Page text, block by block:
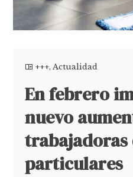
+++,Actualidad
En febrero
nuevo
trabajadoras
particulares